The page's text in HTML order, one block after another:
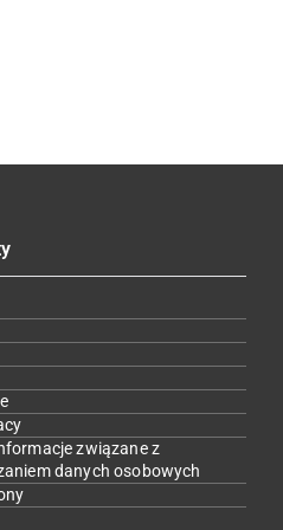
związane z
danych osobowych